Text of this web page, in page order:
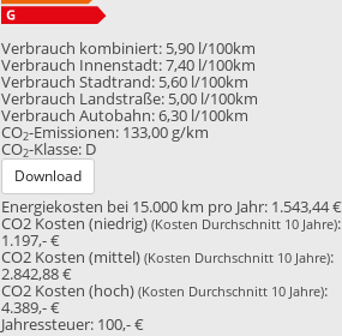
Verbrauch kombiniert: 5,90 l/100km
Verbrauch Innenstadt: 7,40 l/100km
Verbrauch Stadtrand: 5,60 l/100km
Verbrauch Landstraße: 5,00 l/100km
Verbrauch Autobahn: 6,30 l/100km
CO2-Emissionen: 133,00 g/km
CO2-Klasse: D
Download
Energiekosten bei 15.000 km pro Jahr: 1.543,44 €
CO2 Kosten (niedrig)(Kosten Durchschnitt 10 Jahre):
1.197,- €
CO2 Kosten (mittel)(Kosten Durchschnitt 10 Jahre):
2.842,88 €
CO2 Kosten (hoch)(Kosten Durchschnitt 10 Jahre):
4.389,- €
Jahressteuer: 100,- €